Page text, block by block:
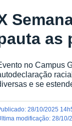
as
no Campus
e se
publicado:28/10/2025
última modificação:28/10/